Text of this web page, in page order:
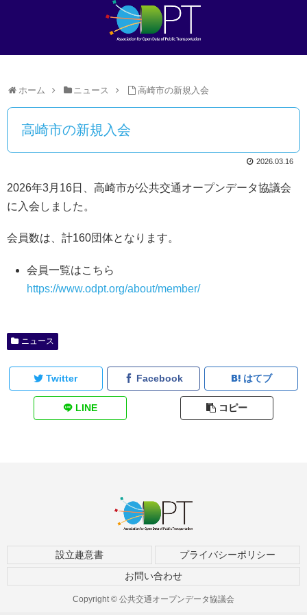
ホーム ニュース 高崎市の新規入会
高崎市の新規入会
2026.03.16
2026年3月16日、高崎市が公共交通オープンデータ協議会
に入会しました。
会員数は、計160団体となります。
会員一覧はこちら
https://www.odpt.org/about/member/
ニュース
Twitter Facebook はてブ
LINE コピー
設立趣意書
プライバシーポリシー
お問い合わせ
Copyright © 公共交通オープンデータ協議会